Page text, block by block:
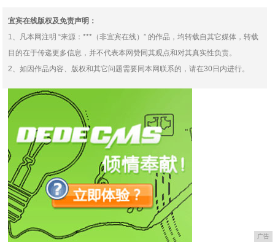
宜宾在线版权及免责声明：
1、凡本网注明 “来源：***（非宜宾在线）” 的作品，均转载自其它媒体，转载
目的在于传递更多信息，并不代表本网赞同其观点和对其真实性负责。
2、如因作品内容、版权和其它问题需要同本网联系的，请在30日内进行。
广告